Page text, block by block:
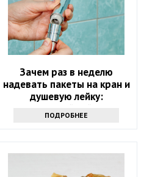
Зачем раз в неделю
надевать пакеты на кран и
душевую лейку:
интересный лайфхак
ПОДРОБНЕЕ